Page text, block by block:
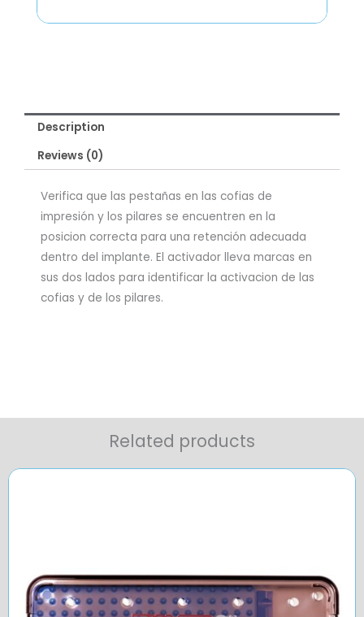
Description
Reviews (0)
Verifica que las pestañas en las cofias de
impresión y los pilares se encuentren en la
posicion correcta para una retención adecuada
dentro del implante. El activador lleva marcas en
sus dos lados para identificar la activacion de las
cofias y de los pilares.
Related products